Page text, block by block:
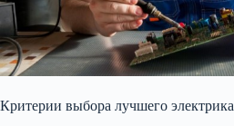
Критерии выбора лучшего электрика